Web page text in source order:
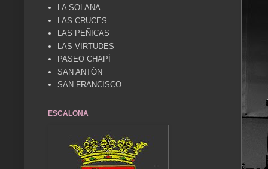
LA SOLANA
LAS CRUCES
LAS PEÑICAS
LAS VIRTUDES
PASEO CHAPÍ
SAN ANTÓN
SAN FRANCISCO
ESCALONA